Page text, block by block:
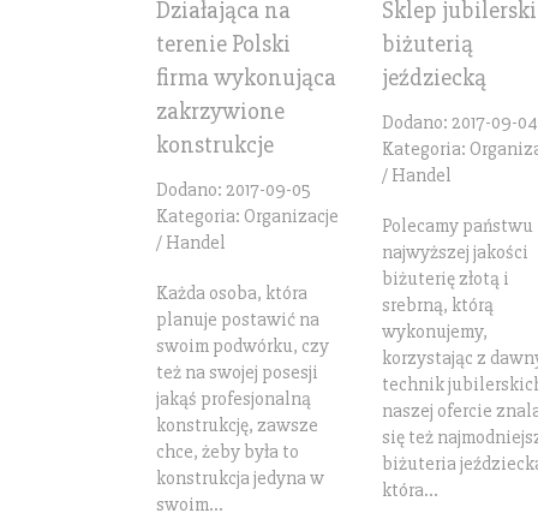
Działająca na
terenie Polski
firma wykonująca
zakrzywione
konstrukcje
Dodano: 2017-09-05
Kategoria: Organizacje
/ Handel
Każda osoba, która
planuje postawić na
swoim podwórku, czy
też na swojej posesji
jakąś profesjonalną
konstrukcję, zawsze
chce, żeby była to
konstrukcja jedyna w
swoim...
Sklep
biżuterią
jeździecką
Dodano: 2017-09-04
Kategoria:
/ Handel
Polecamy państwu
najwyższej jakości
biżuterię złotą i
srebrną, którą
wykonujemy,
korzystając z
technik
naszej ofercie
się też
biżuteria
która...